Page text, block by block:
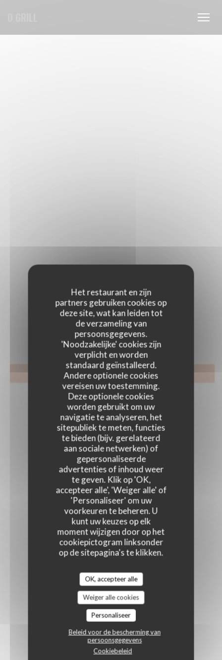
Het restaurant en zijn
partners gebruiken cookies op
deze site, wat kan leiden tot
de verzameling van
persoonsgegevens.
'Noodzakelijke' cookies zijn
verplicht en worden
standaard geïnstalleerd.
Andere optionele cookies
vereisen uw toestemming.
Deze optionele cookies
worden gebruikt om uw
navigatie te analyseren, het
sitepubliek te meten, functies
te bieden (bijv. gerelateerd
aan sociale netwerken) of
gepersonaliseerde
advertenties of inhoud weer
te geven. Klik op 'OK,
accepteer alle', 'Weiger alle' of
'Personaliseer' om uw
voorkeuren te beheren. U
kunt uw keuzes op elk
moment wijzigen door op het
cookiepictogram linksonder
op de sitepagina's te klikken.
OK, accepteer alle
Weiger alle cookies
Personaliseer
Beleid voor de bescherming van
persoonsgegevens
Cookiebeleid
FOTO'S
RESERVEER EEN TAFEL